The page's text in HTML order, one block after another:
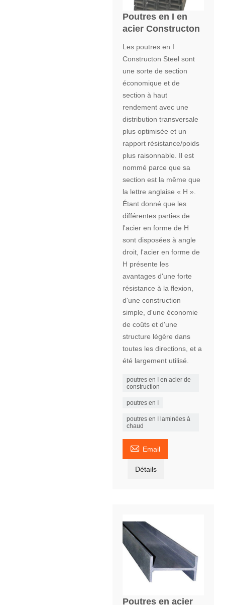
Poutres en I en
acier Constructon
Les poutres en I
Constructon Steel sont
une sorte de section
économique et de
section à haut
rendement avec une
distribution transversale
plus optimisée et un
rapport résistance/poids
plus raisonnable. Il est
nommé parce que sa
section est la même que
la lettre anglaise « H ».
Étant donné que les
différentes parties de
l'acier en forme de H
sont disposées à angle
droit, l'acier en forme de
H présente les
avantages d'une forte
résistance à la flexion,
d'une construction
simple, d'une économie
de coûts et d'une
structure légère dans
toutes les directions, et a
été largement utilisé.
poutres en I en acier de
construction
poutres en I
poutres en I laminées à
chaud
 Email
Détails
Poutres en acier